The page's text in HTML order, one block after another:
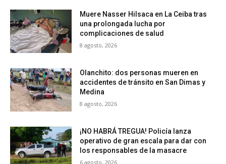
Muere Nasser Hilsaca en La Ceiba tras
una prolongada lucha por
complicaciones de salud
8 agosto, 2026
Olanchito: dos personas mueren en
accidentes de tránsito en San Dimas y
Medina
8 agosto, 2026
¡NO HABRÁ TREGUA! Policía lanza
operativo de gran escala para dar con
los responsables de la masacre
6 agosto, 2026